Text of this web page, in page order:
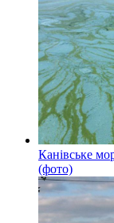
Канівське
(фото)